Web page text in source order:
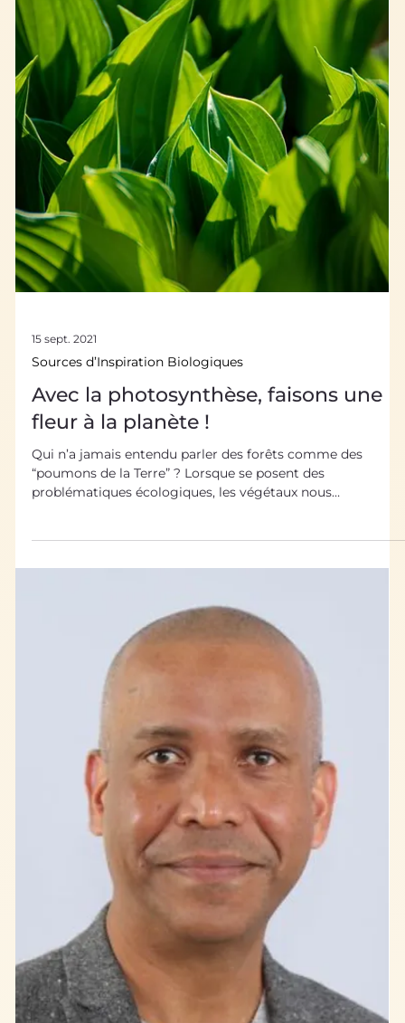
17 sept. 2021
Sources d’Inspiration Biologiques
Les animaux de compagnie,
meilleurs amis de l'innovation
Bien que chouchoutés par leurs maîtres, les animaux de
compagnie ne sont pas moins intéressants que les
animaux sauvages. Ils ont, eux aussi, des caractéristiques
morphologiques ou comportementales qui font d’eux des
animaux bien adaptés à leur environnement ! Nous avons
sélectionné 5 exemples d’ innovations biomimétiques
inspirées de vos animaux de compagnie préférés. Vous
savez voir dans le noir ? Nous on a donné notre langue au
chat Ça, on est sûr que vous connaissez !
Sources d’Inspiration Biologiques
Avec la photosynthèse, faisons une
fleur à la planète !
Qui n’a jamais entendu parler des forêts comme des
“poumons de la Terre” ? Lorsque se posent des
problématiques écologiques, les végétaux nous
apparaissent souvent comme la solution vers laquelle
orienter l’innovation. La photosynthèse, en particulier, est
au cœur de la recherche. Et pour de bonnes raisons : en
reproduisant ce phénomène artificiellement, il devient
possible de créer et stocker de l’énergie , améliorer les
conditions de vie dans les villes et même faire progre